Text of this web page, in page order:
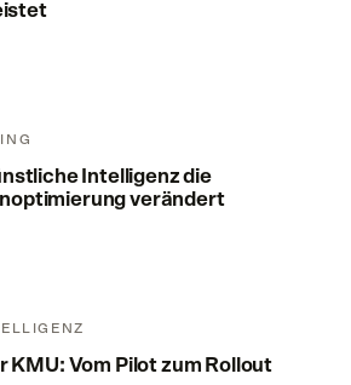
Intelligenz die
verändert
KMU: Vom Pilot zum Rollout